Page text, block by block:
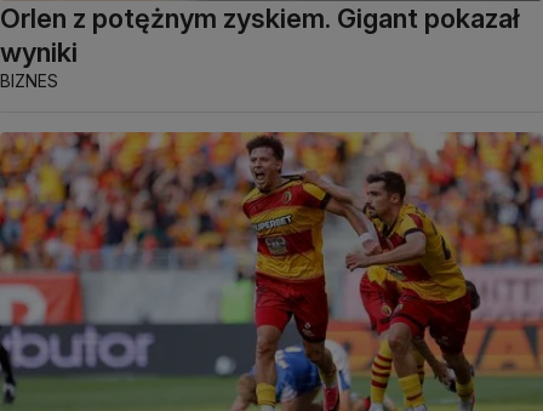
Orlen z potężnym zyskiem. Gigant pokazał
wyniki
BIZNES